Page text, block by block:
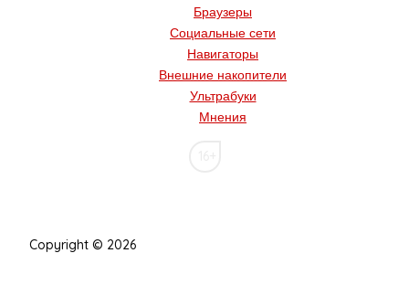
Браузеры
Социальные сети
Навигаторы
Внешние накопители
Ультрабуки
Мнения
Copyright © 2026